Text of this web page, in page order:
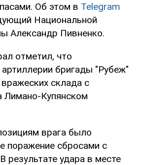
Об этом в Telegram
Национальной
Александр Пивненко.
отметил, что
бригады "Рубеж"
склада с
Лимано-Купянском
врага было
поражение сбросами с
результате удара в месте